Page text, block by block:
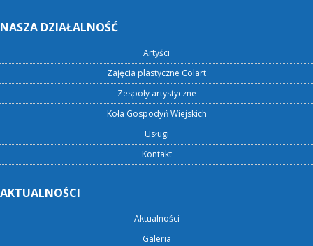
NASZA DZIAŁALNOŚĆ
Artyści
Zajęcia plastyczne Colart
Zespoły artystyczne
Koła Gospodyń Wiejskich
Usługi
Kontakt
AKTUALNOŚCI
Aktualności
Galeria